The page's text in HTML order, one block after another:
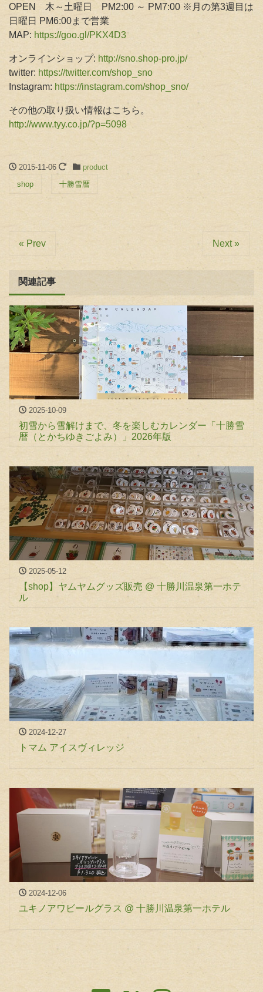
OPEN 木～土曜日 PM2:00 ～ PM7:00 ※月の第3週目は
日曜日 PM6:00まで営業
MAP: https://goo.gl/PKX4D3
オンラインショップ: http://sno.shop-pro.jp/
twitter: https://twitter.com/shop_sno
Instagram: https://instagram.com/shop_sno/
その他の取り扱い情報はこちら。
http://www.tyy.co.jp/?p=5098
2015-11-06
product
shop
十勝雪暦
« Prev Next »
関連記事
2025-10-09
初雪から雪解けまで、冬を楽しむカレンダー「十勝雪
暦（とかちゆきごよみ）」2026年版
2025-05-12
【shop】ヤムヤムグッズ販売 @ 十勝川温泉第一ホテ
ル
2024-12-27
トマム アイスヴィレッジ
2024-12-06
ユキノアワビールグラス @ 十勝川温泉第一ホテル